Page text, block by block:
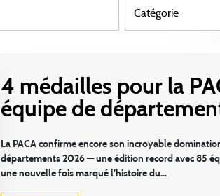
4 médailles pour la
équipe de
La PACA confirme encore son incroyable
départements 2026 — une édition record avec 85
une nouvelle fois marqué l’histoire du...